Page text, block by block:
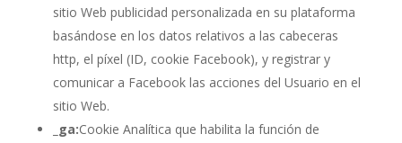
sitio Web publicidad personalizada en su plataforma
basándose en los datos relativos a las cabeceras
http, el píxel (ID, cookie Facebook), y registrar y
comunicar a Facebook las acciones del Usuario en el
sitio Web.
_ga:Cookie Analítica que habilita la función de